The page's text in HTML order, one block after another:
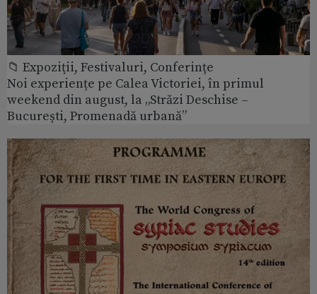
📁 Expoziţii, Festivaluri, Conferințe
Noi experiențe pe Calea Victoriei, în primul
weekend din august, la „Străzi Deschise –
București, Promenadă urbană”